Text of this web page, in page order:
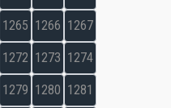
1265 1266 1267
1272 1273 1274
1279 1280 1281